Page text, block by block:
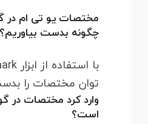
مختصات یو تی ام در
چگونه بدست بیاوریم؟
توان مختصات را
وارد کرد مختصات در
است؟